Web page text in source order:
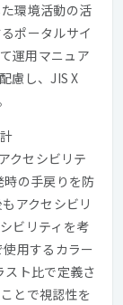
環境活動の活
ポータルサイ
運用マニュア
慮し、JIS X
クセシビリテ
時の手戻りを防
アクセシビリ
ビリティを考
用するカラー
スト比で定義さ
とで視認性を